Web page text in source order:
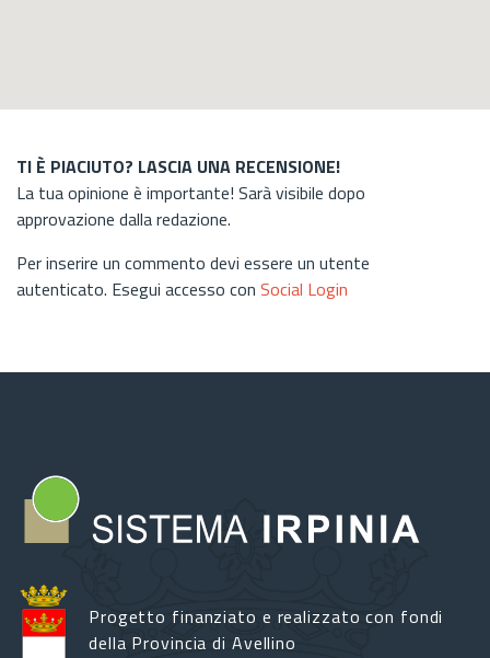
TI È PIACIUTO? LASCIA UNA RECENSIONE!
La tua opinione è importante! Sarà visibile dopo
approvazione dalla redazione.
Per inserire un commento devi essere un utente
autenticato. Esegui accesso con Social Login
Progetto finanziato e realizzato con fondi
della Provincia di Avellino